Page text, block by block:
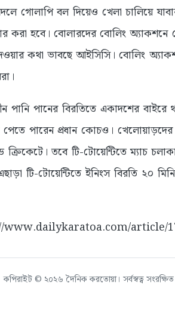
গোলাপি বল দিয়েও খেলা চালিয়ে
করা হবে। বোলারদের বোলিং
কথা ভাবছে আইসিসি। বোলিং
পানি পানের বিরতিতে একাদশের
পেতে পারেন প্রধান কোচও।
তবে টি-টোয়েন্টিতে ম্যাচ
টি-টোয়েন্টিতে ইনিংস বিরতি ২০
www.dailykaratoa.com/article/
কপিরাইট © ২০২৬ দৈনিক করতোয়া। সর্বস্বত্ব